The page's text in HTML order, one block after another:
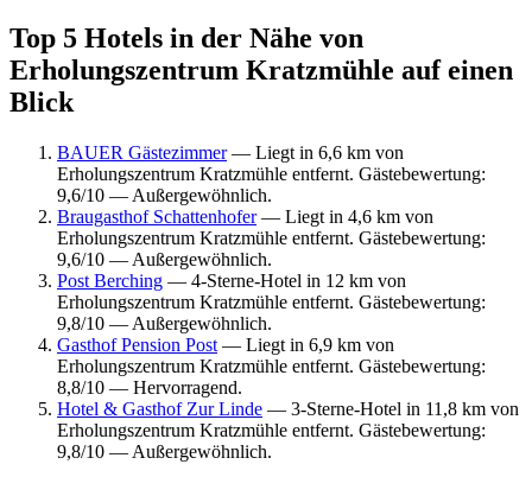
Top 5 Hotels in der Nähe von
Erholungszentrum Kratzmühle auf einen
Blick
BAUER Gästezimmer— Liegt in 6,6 km von
Erholungszentrum Kratzmühle entfernt. Gästebewertung:
9,6/10 — Außergewöhnlich.
Braugasthof Schattenhofer— Liegt in 4,6 km von
Erholungszentrum Kratzmühle entfernt. Gästebewertung:
9,6/10 — Außergewöhnlich.
Post Berching — 4-Sterne-Hotel in 12 km von
Erholungszentrum Kratzmühle entfernt. Gästebewertung:
9,8/10 — Außergewöhnlich.
Gasthof Pension Post — Liegt in 6,9 km von
Erholungszentrum Kratzmühle entfernt. Gästebewertung:
8,8/10 — Hervorragend.
Hotel & Gasthof Zur Linde — 3-Sterne-Hotel in 11,8 km von
Erholungszentrum Kratzmühle entfernt. Gästebewertung:
9,8/10 — Außergewöhnlich.